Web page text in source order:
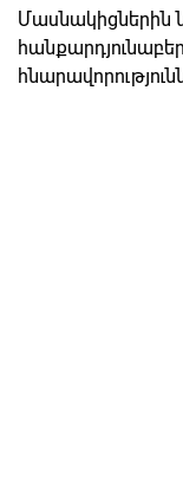
Մասնակիցներին